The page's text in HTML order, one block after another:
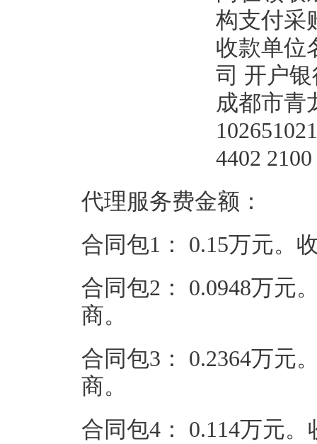
构支付采
收款单位
司 开户
成都市青
4402
代理服务费金额：
合同包1：
0.15万元。
合同包2：
0.0948万元
商。
合同包3：
0.2364万元
商。
合同包4：
0.114万元。